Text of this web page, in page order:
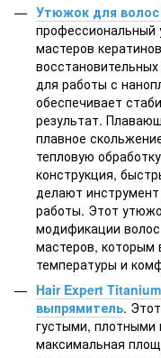
Утюжок для волос
профессиональный
мастеров
для работы с
обеспечивает
результат.
плавное
тепловую
конструкция,
делают
работы. Этот
модификации
мастеров, которым
температуры и
Hair Expert
выпрямитель.
густыми,
максимальная